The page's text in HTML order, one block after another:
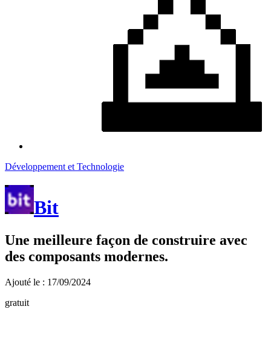
Développement et Technologie
Bit
Une meilleure façon de construire avec
des composants modernes.
Ajouté le : 17/09/2024
gratuit